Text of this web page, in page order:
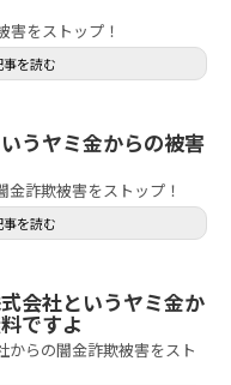
害をストップ！
事を読む
うヤミ金からの被害
詐欺被害をストップ！
事を読む
会社というヤミ金か
ですよ
からの闇金詐欺被害をスト